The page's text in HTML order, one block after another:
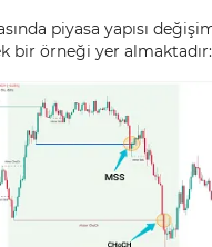
piyasa yapısı
bir örneği yer almaktadır: